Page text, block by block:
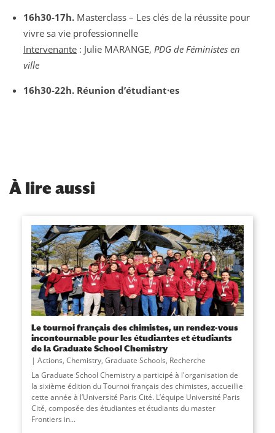
16h30-17h.Masterclass – Les clés de la réussite pour
vivre sa vie professionnelle
Intervenante: Julie MARANGE, PDG de Féministes en
ville
16h30-22h. Réunion d’étudiant·es
À lire aussi
Le tournoi français des chimistes, un rendez-vous
incontournable pour les étudiantes et étudiants
de la Graduate School Chemistry
Actions, Chemistry, Graduate Schools, Recherche
La Graduate School Chemistry a participé à l'organisation de
la sixième édition du Tournoi français des chimistes, accueillie
cette année à l’Université Paris Cité. L’équipe Université Paris
Cité, composée des étudiantes et étudiants du master
Frontiers in...